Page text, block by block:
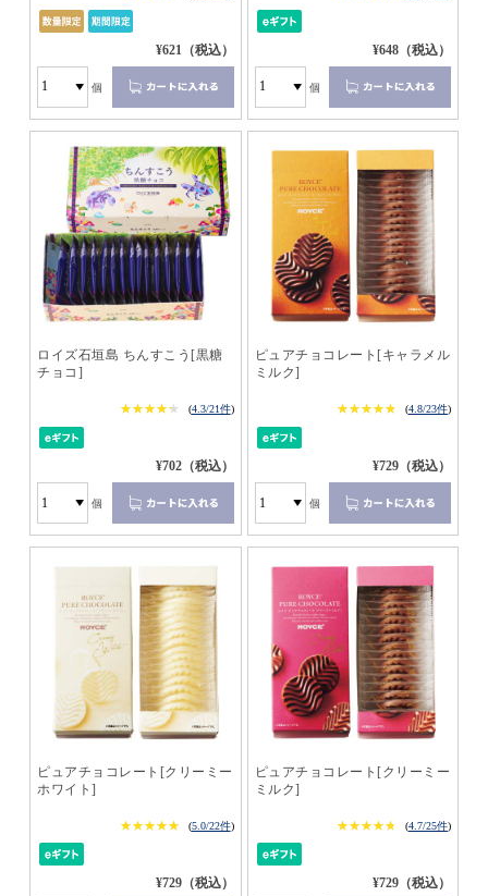
¥621（税込）
個
¥648（税込）
個
ロイズ石垣島 ちんすこう[黒糖
チョコ]
★★★★★
★★★★★ (4.3/21件)
¥702（税込）
個
ピュアチョコレート[キャラメル
ミルク]
★★★★★
★★★★★ (4.8/23件)
¥729（税込）
個
ピュアチョコレート[クリーミー
ホワイト]
★★★★★
★★★★★ (5.0/22件)
¥729（税込）
ピュアチョコレート[クリーミー
ミルク]
★★★★★
★★★★★ (4.7/25件)
¥729（税込）